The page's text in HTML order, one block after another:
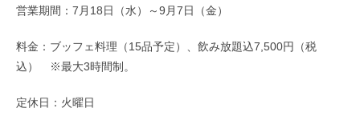
営業期間：7月18日（水）～9月7日（金）
料金：ブッフェ料理（15品予定）、飲み放題込7,500円（税
込） ※最大3時間制。
定休日：火曜日